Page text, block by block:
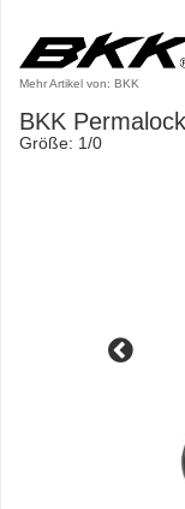
Mehr Artikel von: BKK
BKK
Größe: 1/0